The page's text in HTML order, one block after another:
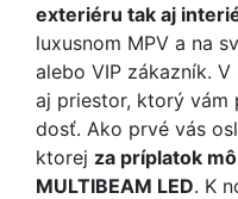
exteriéru tak aj
luxusnom MPV a na
alebo VIP zákazník.
aj priestor, ktorý vám
dosť. Ako prvé vás
ktorej za príplatok
MULTIBEAM LED. K